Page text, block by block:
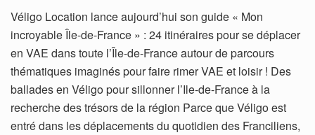
Véligo Location lance aujourd’hui son guide « Mon
incroyable Île-de-France » : 24 itinéraires pour se déplacer
en VAE dans toute l’Île-de-France autour de parcours
thématiques imaginés pour faire rimer VAE et loisir ! Des
ballades en Véligo pour sillonner l’Ile-de-France à la
recherche des trésors de la région Parce que Véligo est
entré dans les déplacements du quotidien des Franciliens,